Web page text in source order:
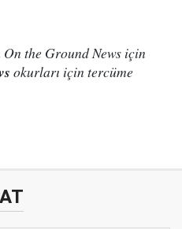
the Ground News için
okurları için tercüme